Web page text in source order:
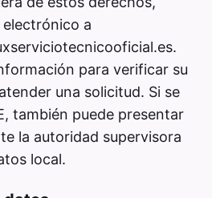
a
.
para verificar su
una solicitud. Si se
también puede presentar
la autoridad supervisora
local.